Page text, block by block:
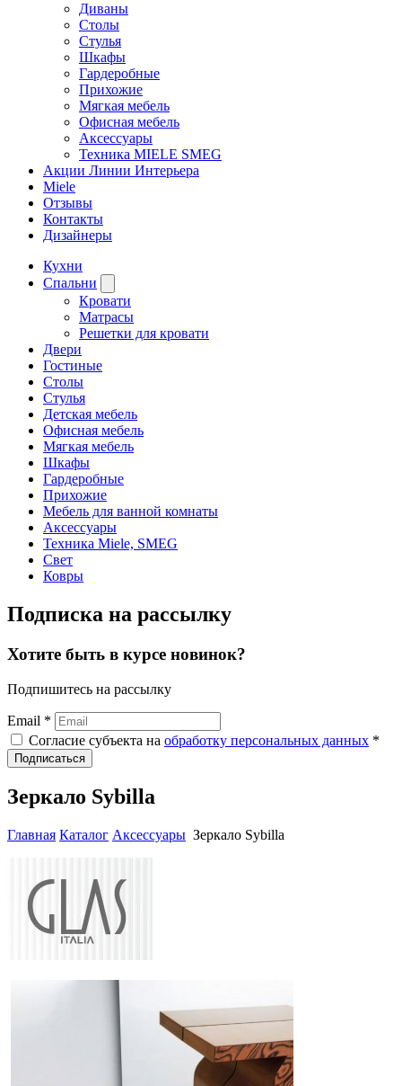
Диваны
Столы
Стулья
Шкафы
Гардеробные
Прихожие
Мягкая мебель
Офисная мебель
Аксессуары
Техника MIELE SMEG
Акции Линии Интерьера
Miele
Отзывы
Контакты
Дизайнеры
Кухни
Спальни
Кровати
Матрасы
Решетки для кровати
Двери
Гостиные
Столы
Стулья
Детская мебель
Офисная мебель
Мягкая мебель
Шкафы
Гардеробные
Прихожие
Мебель для ванной комнаты
Аксессуары
Техника Miele, SMEG
Свет
Ковры
Подписка на рассылку
Хотите быть в курсе новинок?
Подпишитесь на рассылку
Email *
Согласие субъекта на обработку персональных данных *
Подписаться
Зеркало Sybilla
Главная Каталог Аксессуары Зеркало Sybilla